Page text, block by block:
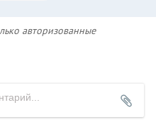
авторизованные